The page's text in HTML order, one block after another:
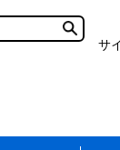
サ